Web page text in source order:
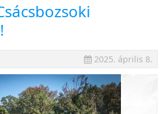
2025. április 8.